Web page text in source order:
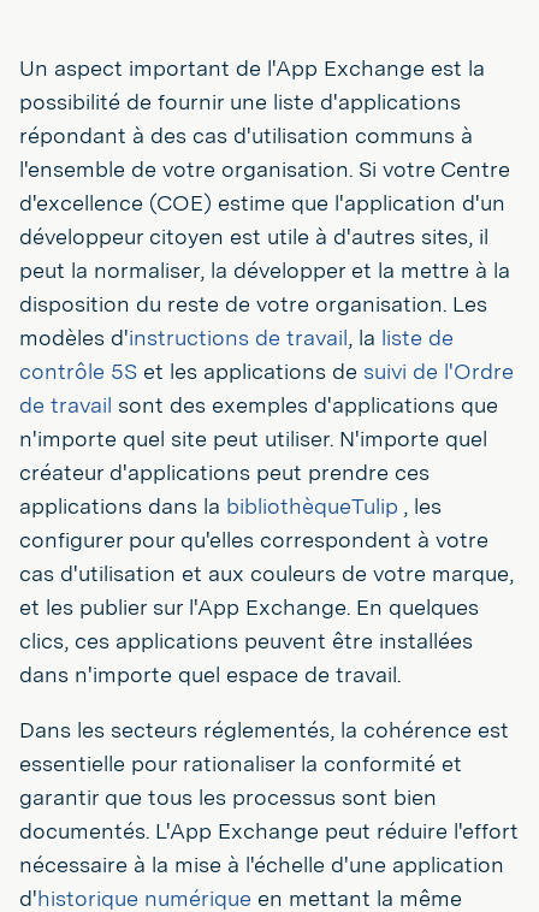
Un aspect important de l'App Exchange est la
possibilité de fournir une liste d'applications
répondant à des cas d'utilisation communs à
l'ensemble de votre organisation. Si votre Centre
d'excellence (COE) estime que l'application d'un
développeur citoyen est utile à d'autres sites, il
peut la normaliser, la développer et la mettre à la
disposition du reste de votre organisation. Les
modèles d'instructions de travail, la liste de
contrôle 5S et les applications de suivi de l'Ordre
de travail sont des exemples d'applications que
n'importe quel site peut utiliser. N'importe quel
créateur d'applications peut prendre ces
applications dans la bibliothèqueTulip , les
configurer pour qu'elles correspondent à votre
cas d'utilisation et aux couleurs de votre marque,
et les publier sur l'App Exchange. En quelques
clics, ces applications peuvent être installées
dans n'importe quel espace de travail.
Dans les secteurs réglementés, la cohérence est
essentielle pour rationaliser la conformité et
garantir que tous les processus sont bien
documentés. L'App Exchange peut réduire l'effort
nécessaire à la mise à l'échelle d'une application
d'historique numérique en mettant la même